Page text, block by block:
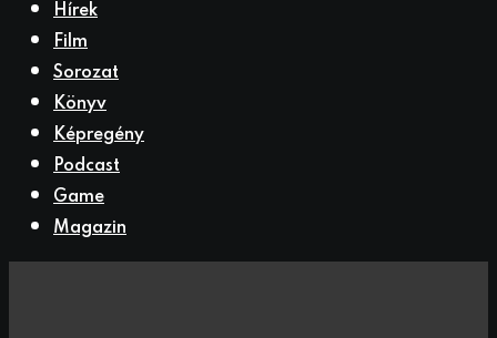
Hírek
Film
Sorozat
Könyv
Képregény
Podcast
Game
Magazin